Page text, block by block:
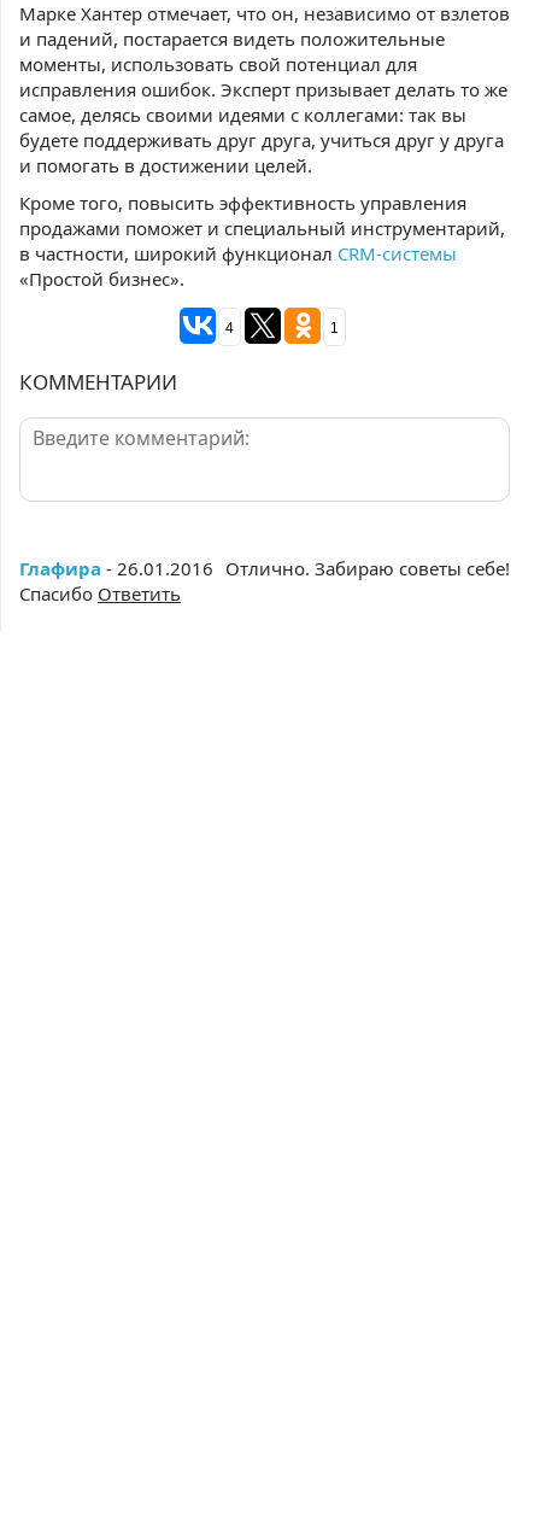
Марке Хантер отмечает, что он, независимо от взлетов
и падений, постарается видеть положительные
моменты, использовать свой потенциал для
исправления ошибок. Эксперт призывает делать то же
самое, делясь своими идеями с коллегами: так вы
будете поддерживать друг друга, учиться друг у друга
и помогать в достижении целей.
Кроме того, повысить эффективность управления
продажами поможет и специальный инструментарий,
в частности, широкий функционал CRM-системы
«Простой бизнес».
4 1
КОММЕНТАРИИ
Глафира - 26.01.2016 Отлично. Забираю советы себе!
Спасибо Ответить